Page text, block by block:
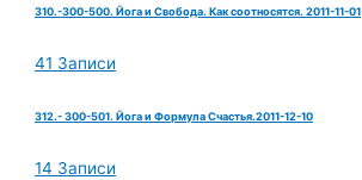
310.-300-500. Йога и Свобода. Как соотносятся. 2011-11-01
41 Записи
312.- 300-501. Йога и Формула Счастья.2011-12-10
14 Записи